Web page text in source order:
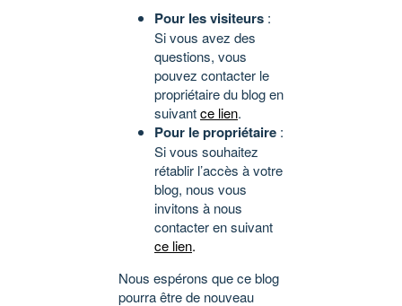
Pour les visiteurs :
Si vous avez des
questions, vous
pouvez contacter le
propriétaire du blog en
suivantce lien.
Pour le propriétaire :
Si vous souhaitez
rétablir l’accès à votre
blog, nous vous
invitons à nous
contacter en suivant
ce lien.
Nous espérons que ce blog
pourra être de nouveau